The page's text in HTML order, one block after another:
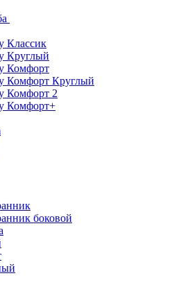
Классик
Круглый
Комфорт
Комфорт Круглый
Комфорт 2
Комфорт+
боковой